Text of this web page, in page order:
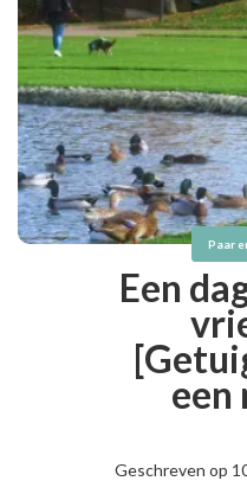
Paar
Een
een
Geschreven op